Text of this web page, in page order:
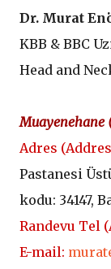
Dr. Murat
KBB & BBC
Head and
Muayenehane
Adres (
Pastanesi
kodu: 34147,
Randevu Tel (
E-mail: